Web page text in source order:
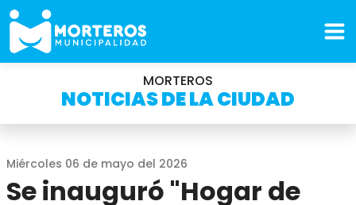
MORTEROS
NOTICIAS DE LA CIUDAD
Miércoles 06 de mayo del 2026
Se inauguró "Hogar de